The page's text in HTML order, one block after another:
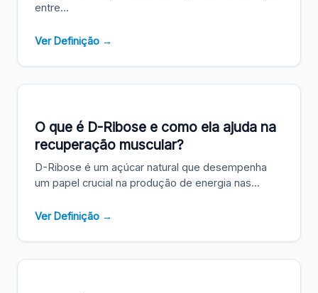
entre...
Ver Definição →
O que é D-Ribose e como ela ajuda na
recuperação muscular?
D-Ribose é um açúcar natural que desempenha
um papel crucial na produção de energia nas...
Ver Definição →